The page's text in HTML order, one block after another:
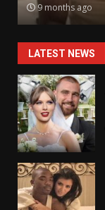
9 months ago
LATEST NEWS